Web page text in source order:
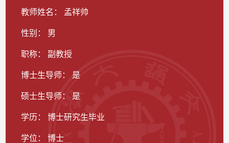
教师姓名： 孟祥帅
性别： 男
职称： 副教授
博士生导师： 是
硕士生导师： 是
学历： 博士研究生毕业
学位： 博士